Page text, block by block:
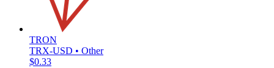
TRON
TRX-USD • Other
$0.33